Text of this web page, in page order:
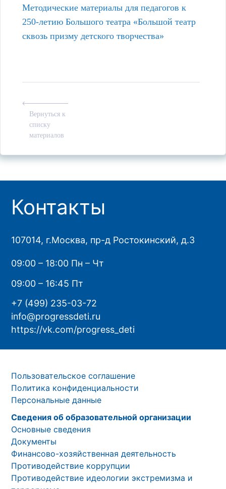
Методические материалы для педагогов к
250-летию Большого театра «Большой театр
сквозь призму детского творчества»
Вернуться к
списку
материалов
Контакты
107014, г.Москва, пр-д Ростокинский, д.3
09:00 – 18:00 Пн – Чт
09:00 – 16:45 Пт
+7 (499) 235-03-72
info@progressdeti.ru
https://vk.com/progress_deti
Пользовательское соглашение
Политика конфиденциальности
Персональные данные
Сведения об образовательной организации
Основные сведения
Документы
Финансово-хозяйственная деятельность
Противодействие коррупции
Противодействие идеологии экстремизма и